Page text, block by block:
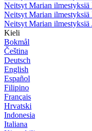
Neitsyt Marian ilmestyksiä
Neitsyt Marian ilmestyksiä
Neitsyt Marian ilmestyksiä
Kieli
Bokmål
Čeština
Deutsch
English
Español
Filipino
Français
Hrvatski
Indonesia
Italiana